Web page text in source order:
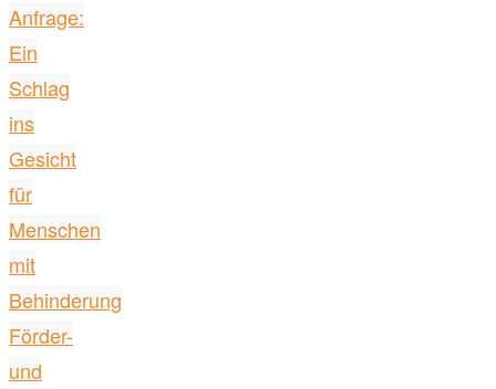
Anfrage:
Ein
Schlag
ins
Gesicht
für
Menschen
mit
Behinderung
Förder-
und